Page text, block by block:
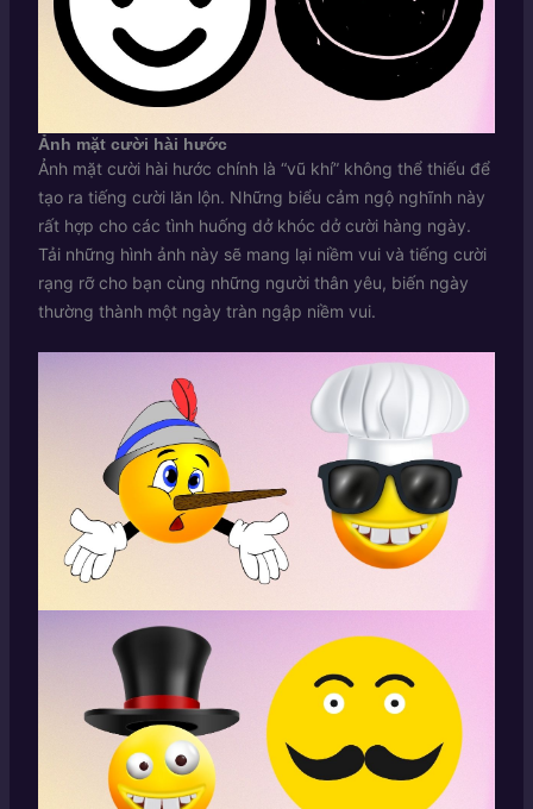
Ảnh mặt cười hài hước
Ảnh mặt cười hài hước chính là “vũ khí” không thể thiếu để
tạo ra tiếng cười lăn lộn. Những biểu cảm ngộ nghĩnh này
rất hợp cho các tình huống dở khóc dở cười hàng ngày.
Tải những hình ảnh này sẽ mang lại niềm vui và tiếng cười
rạng rỡ cho bạn cùng những người thân yêu, biến ngày
thường thành một ngày tràn ngập niềm vui.